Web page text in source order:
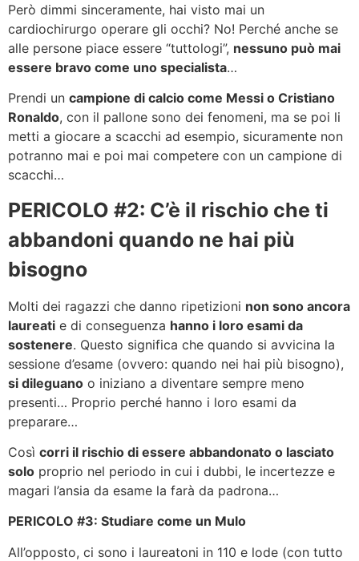
Però dimmi sinceramente, hai visto mai un
cardiochirurgo operare gli occhi? No! Perché anche se
alle persone piace essere “tuttologi”, nessuno può mai
essere bravo come uno specialista…
Prendi un campione di calcio come Messi o Cristiano
Ronaldo, con il pallone sono dei fenomeni, ma se poi li
metti a giocare a scacchi ad esempio, sicuramente non
potranno mai e poi mai competere con un campione di
scacchi…
PERICOLO #2: C’è il rischio che ti
abbandoni quando ne hai più
bisogno
Molti dei ragazzi che danno ripetizioni non sono ancora
laureati e di conseguenza hanno i loro esami da
sostenere. Questo significa che quando si avvicina la
sessione d’esame (ovvero: quando nei hai più bisogno),
si dileguano o iniziano a diventare sempre meno
presenti… Proprio perché hanno i loro esami da
preparare…
Così corri il rischio di essere abbandonato o lasciato
solo proprio nel periodo in cui i dubbi, le incertezze e
magari l’ansia da esame la farà da padrona…
PERICOLO #3: Studiare come un Mulo
All’opposto, ci sono i laureatoni in 110 e lode (con tutto